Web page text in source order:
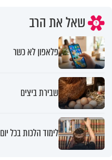
שאל את הרב
פלאפון לא כשר
שבירת ביצים
לימוד הלכות בכל יום